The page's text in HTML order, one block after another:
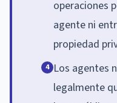
operaciones
agente ni
propiedad
4 Los agentes
legalmente